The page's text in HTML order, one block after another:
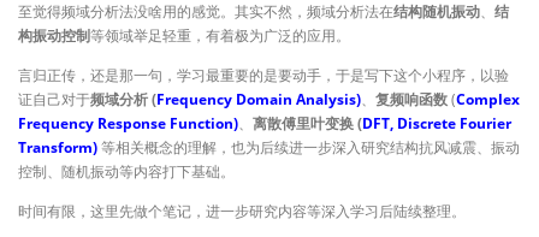
至觉得频域分析法没啥用的感觉。其实不然，频域分析法在结构随机振动、 结
构振动控制等领域举足轻重，有着极为广泛的应用。
言归正传，还是那一句，学习最重要的是要动手，于是写下这个小程序，以验
证自己对于频域分析 (Frequency Domain Analysis)、 复频响函数(Complex
Frequency Response Function)、 离散傅里叶变换 (DFT, Discrete Fourier
Transform)等相关概念的理解，也为后续进一步深入研究结构抗风减震、振动
控制、随机振动等内容打下基础。
时间有限，这里先做个笔记，进一步研究内容等深入学习后陆续整理。